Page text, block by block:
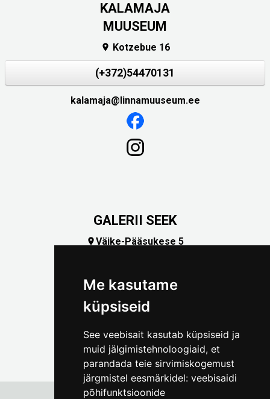
Me kasutame
küpsiseid
See veebisait kasutab küpsiseid ja
muid jälgimistehnoloogiaid, et
parandada teie sirvimiskogemust
järgmistel eesmärkidel: veebisaidi
põhifunktsioonide
KALAMAJA
MUUSEUM
 Kotzebue 16
(+372)54470131
kalamaja@linnamuuseum.ee
GALERII SEEK
Väike-Pääsukese 5